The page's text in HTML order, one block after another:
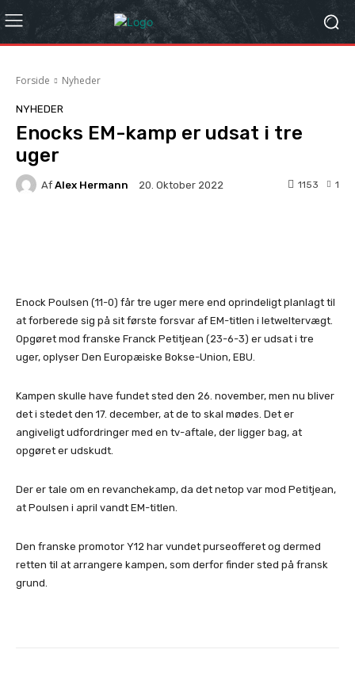
Forside Nyheder
NYHEDER
Enocks EM-kamp er udsat i tre
uger
Af Alex Hermann 20. Oktober 2022 1
1153
Enock Poulsen (11-0) får tre uger mere end oprindeligt planlagt til
at forberede sig på sit første forsvar af EM-titlen i letweltervægt.
Opgøret mod franske Franck Petitjean (23-6-3) er udsat i tre
uger, oplyser Den Europæiske Bokse-Union, EBU.
Kampen skulle have fundet sted den 26. november, men nu bliver
det i stedet den 17. december, at de to skal mødes. Det er
angiveligt udfordringer med en tv-aftale, der ligger bag, at
opgøret er udskudt.
Der er tale om en revanchekamp, da det netop var mod Petitjean,
at Poulsen i april vandt EM-titlen.
Den franske promotor Y12 har vundet purseofferet og dermed
retten til at arrangere kampen, som derfor finder sted på fransk
grund.